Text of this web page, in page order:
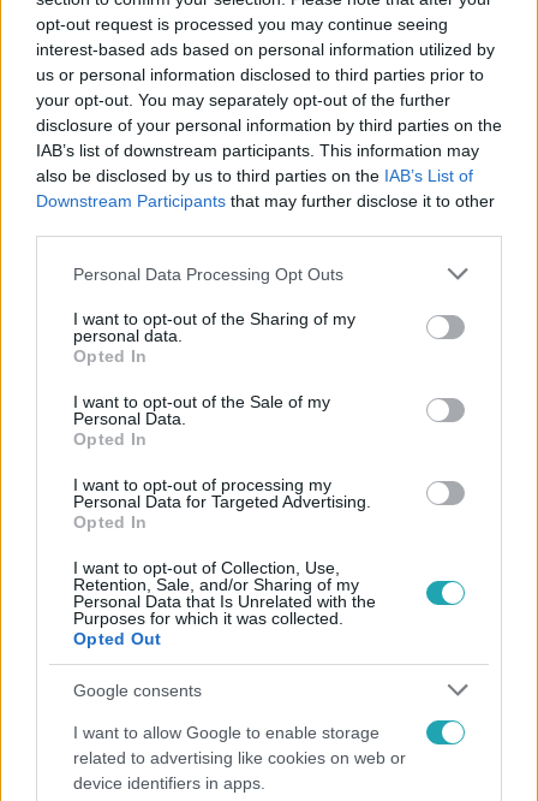
opt-out request is processed you may continue seeing
interest-based ads based on personal information utilized by
us or personal information disclosed to third parties prior to
your opt-out. You may separately opt-out of the further
disclosure of your personal information by third parties on the
IAB’s list of downstream participants. This information may
also be disclosed by us to third parties on the IAB’s List of
Downstream Participants that may further disclose it to other
Please note that this website/app uses one or more Google
not limited to your visit or usage behaviour. You may click to
grant or deny consent to Google and its third-party tags to
use your data for below specified purposes in below Google
consent section.
Personal Data Processing Opt Outs
I want to opt-out of the Sharing of my
personal data.
Opted In
I want to opt-out of the Sale of my
Personal Data.
Opted In
I want to opt-out of processing my
Personal Data for Targeted Advertising.
Opted In
I want to opt-out of Collection, Use,
Retention, Sale, and/or Sharing of my
Personal Data that Is Unrelated with the
Purposes for which it was collected.
Opted Out
Google consents
I want to allow Google to enable storage
related to advertising like cookies on web or
device identifiers in apps.
#KÜLFÖLD GERHARD SCHRÖDER
#FESTMÉNY #IRODA #LOPÁS #NÉMETORSZÁG
Népszerű
Már nagymama, de a fiai is kész férfiak: friss fotón
Szandi fiai